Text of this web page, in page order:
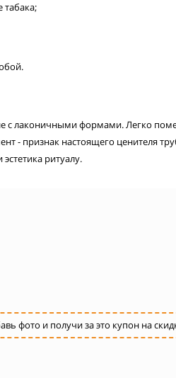
табака;
с лаконичными формами. Легко
- признак настоящего ценителя
ритуалу.
фото и получи за это купон на